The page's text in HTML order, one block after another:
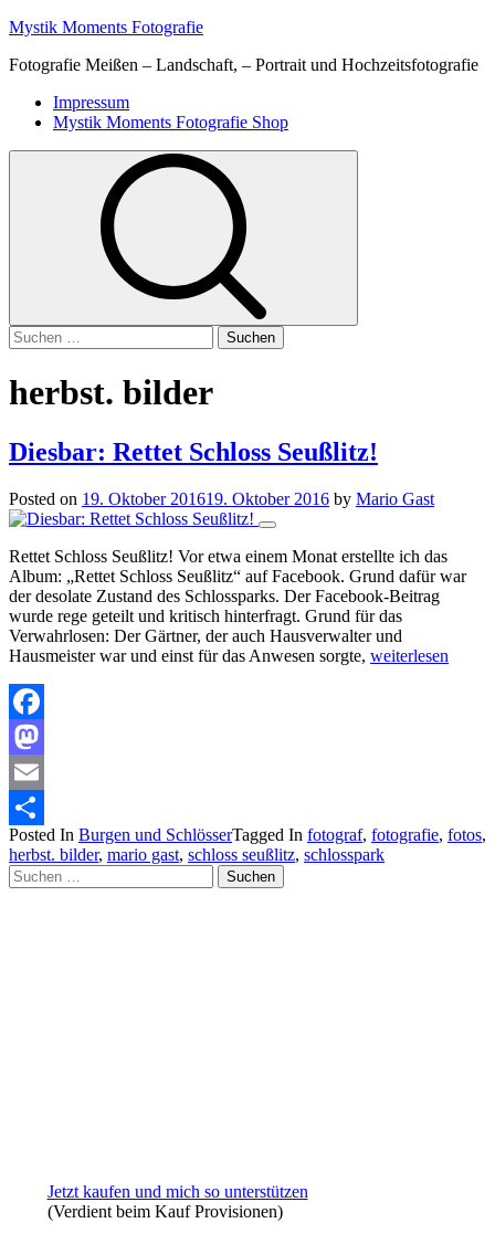
Skip
content
Mystik Moments Fotografie
Fotografie Meißen – Landschaft, – Portrait und Hochzeitsfotografie
Primary
Menu
Impressum
Mystik Moments Fotografie Shop
Suchen
nach:
herbst. bilder
Diesbar: Rettet Schloss Seußlitz!
Posted on 19. Oktober 201619. Oktober 2016 by Mario Gast
Rettet Schloss Seußlitz! Vor etwa einem Monat erstellte ich das
Album: „Rettet Schloss Seußlitz“ auf Facebook. Grund dafür war
der desolate Zustand des Schlossparks. Der Facebook-Beitrag
wurde rege geteilt und kritisch hinterfragt. Grund für das
Verwahrlosen: Der Gärtner, der auch Hausverwalter und
Hausmeister war und einst für das Anwesen sorgte, weiterlesen
Facebook
Mastodon
Email
Teilen
Posted In Burgen und SchlösserTagged In fotograf, fotografie, fotos,
herbst. bilder, mario gast, schloss seußlitz, schlosspark
Suchen
nach:
Jetzt kaufen und mich so unterstützen
(Verdient beim Kauf Provisionen)